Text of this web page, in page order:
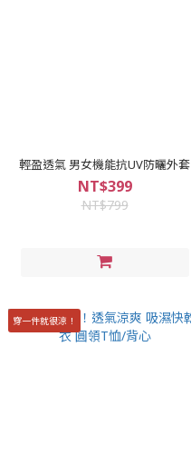
輕盈透氣 男女機能抗UV防曬外套
NT$399
NT$799
穿一件就很涼！